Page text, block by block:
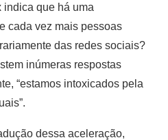
indica que há uma
cada vez mais pessoas
das redes sociais?
inúmeras respostas
“estamos intoxicados pela
dessa aceleração,